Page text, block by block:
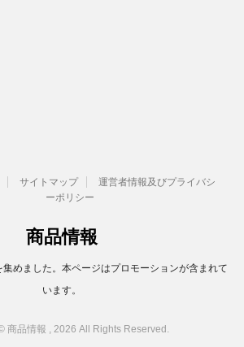
サイトマップ
運営者情報及びプライバシ
ーポリシー
商品情報
めました。本ページはプロモーションが含まれて
います。
商品情報 , 2026 All Rights Reserved.